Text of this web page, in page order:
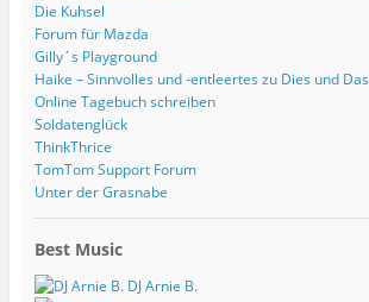
Die Kuhsel
Forum für Mazda
Gilly´s Playground
Haike – Sinnvolles und -entleertes zu Dies und Das
Online Tagebuch schreiben
Soldatenglück
ThinkThrice
TomTom Support Forum
Unter der Grasnabe
Best Music
DJ Arnie B.